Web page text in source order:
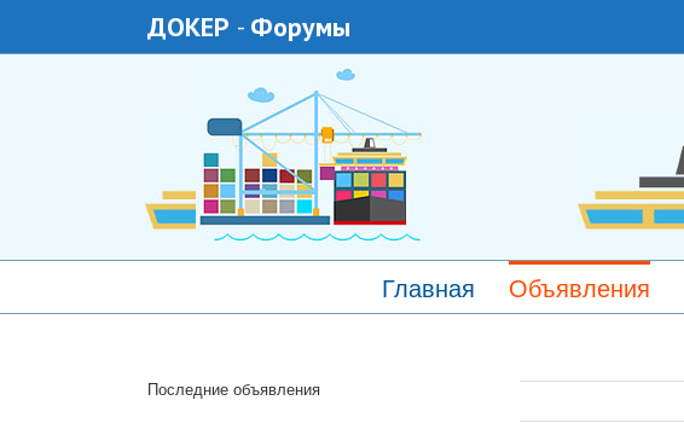
ДОКЕР - Форумы
Главная Объявления
Последние объявления